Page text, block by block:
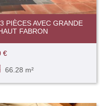
PIÈCES AVEC GRANDE
FABRON
€
66.28 m²